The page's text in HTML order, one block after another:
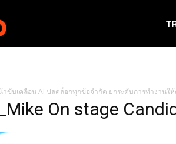
น้าขับเคลื่อน AI ปลดล็อกทุกข้อจำกัด ยกระดับการทำงานใ
On stage